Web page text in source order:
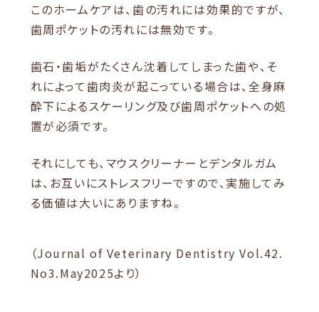
このホームケアは、歯の汚れには効果的ですが、
歯周ポケットの汚れには無効です。
歯石・歯垢がたくさん沈着してしまった歯や、そ
れによって歯肉炎が起こっている場合は、全身麻
酔下によるスケーリング及び歯周ポケットへの処
置が必須です。
それにしても、マウスクリーナーとデンタルガム
は、お互いにストレスフリーですので、実施してみ
る価値は大いにありますね。
（Journal of Veterinary Dentistry Vol.42.
No3.May2025より）